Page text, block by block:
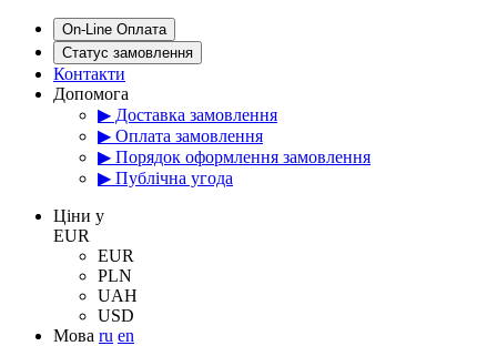
On-Line Оплата
Статус замовлення
Контакти
Допомога
▶ Доставка замовлення
▶ Оплата замовлення
▶ Порядок оформлення замовлення
▶ Публічна угода
Цiни у
EUR
EUR
PLN
UAH
USD
Мова ru en